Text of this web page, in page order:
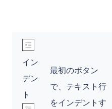
イン
デン
ト
最初のボタン
で、テキスト行
をインデントす